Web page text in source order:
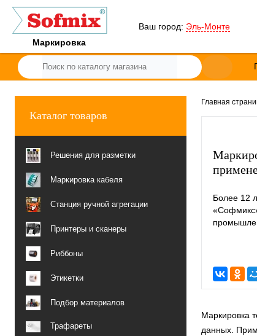
Маркировка
Ваш город: Эль-Монте
Каталог товаров
Решения для разметки
Маркировка кабеля
Станция ручной агрегации
Принтеры и сканеры
Риббоны
Этикетки
Подбор материалов
Трафареты
Главная
Более 12
Маркировка
данных.